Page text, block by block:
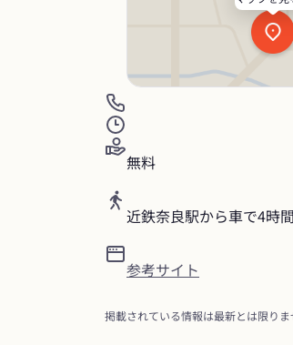
無料
近鉄奈良駅から車で4時間
参考サイト
掲載されている情報は最新とは限り